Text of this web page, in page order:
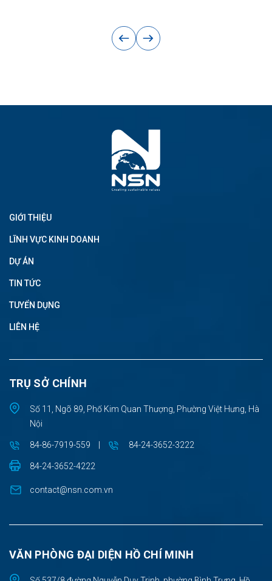
GIỚI THIỆU
LĨNH VỰC KINH DOANH
DỰ ÁN
TIN TỨC
TUYỂN DỤNG
LIÊN HỆ
TRỤ SỞ CHÍNH
Số 11, Ngõ 89, Phố Kim Quan Thượng, Phường Việt Hưng, Hà
Nội
84-86-7919-559 84-24-3652-3222
84-24-3652-4222
contact@nsn.com.vn
VĂN PHÒNG ĐẠI DIỆN HỒ CHÍ MINH